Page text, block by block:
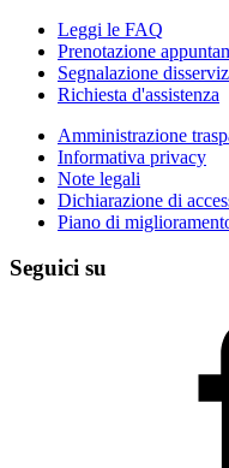
Leggi le FAQ
Prenotazione
Segnalazione
Richiesta d'assistenza
Amministrazione
Informativa privacy
Note legali
Dichiarazione di
Piano di
Seguici su